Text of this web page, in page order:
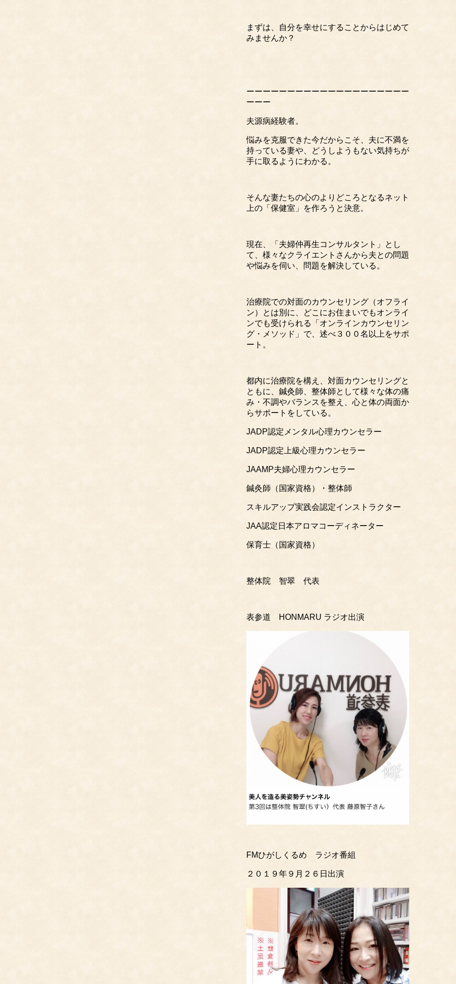
まずは、自分を幸せにすることからはじめて
みませんか？
ーーーーーーーーーーーーーーーーーーーー
ーーー
夫源病経験者。
悩みを克服できた今だからこそ、夫に不満を
持っている妻や、どうしようもない気持ちが
手に取るようにわかる。
そんな妻たちの心のよりどころとなるネット
上の「保健室」を作ろうと決意。
現在、「夫婦仲再生コンサルタント」とし
て、様々なクライエントさんから夫との問題
や悩みを伺い、問題を解決している。
治療院での対面のカウンセリング（オフライ
ン）とは別に、どこにお住まいでもオンライ
ンでも受けられる「オンラインカウンセリン
グ・メソッド」で、述べ３００名以上をサポ
ート。
都内に治療院を構え、対面カウンセリングと
ともに、鍼灸師、整体師として様々な体の痛
み・不調やバランスを整え、心と体の両面か
らサポートをしている。
JADP認定メンタル心理カウンセラー
JADP認定上級心理カウンセラー
JAAMP夫婦心理カウンセラー
鍼灸師（国家資格）・整体師
スキルアップ実践会認定インストラクター
JAA認定日本アロマコーディネーター
保育士（国家資格）
整体院 智翠 代表
表参道 HONMARU ラジオ出演
FMひがしくるめ ラジオ番組
２０１９年９月２６日出演